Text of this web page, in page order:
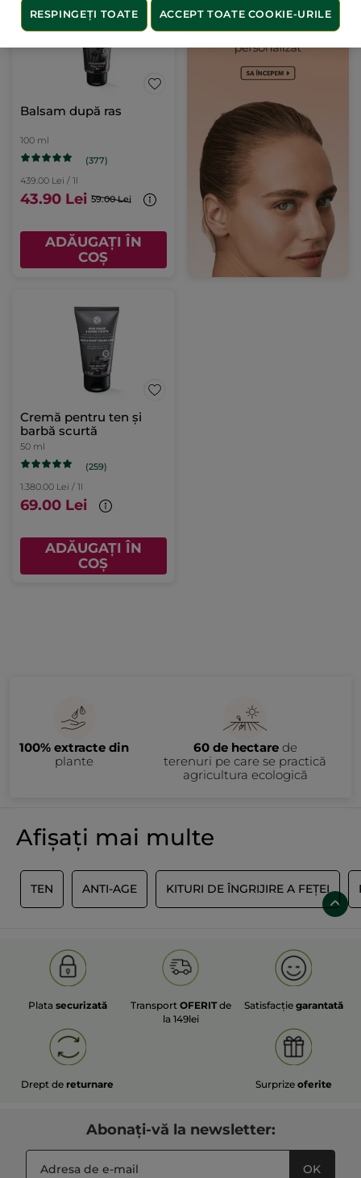
Balsam după ras
100 ml
(377)
439.00 Lei / 1l
43.90 Lei 59.00 Lei
ADĂUGAȚI ÎN
COȘ
Cremă pentru ten și
barbă scurtă
50 ml
(259)
1.380.00 Lei / 1l
69.00 Lei
ADĂUGAȚI ÎN
COȘ
100% extracte din
plante
60 de hectarede
terenuri pe care se practică
agricultura ecologică
Afișați mai multe
TEN ANTI-AGE KITURI DE ÎNGRIJIRE A FEȚEI
Plata securizată Transport OFERITde
la 149lei
Satisfacțiegarantată
Drept de returnare Surprize oferite
Abonați-vă la newsletter:
OK
RESPINGEȚI TOATE ACCEPT TOATE COOKIE-URILE